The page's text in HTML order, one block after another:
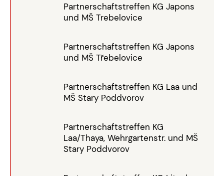
Partnerschaftstreffen KG Japons
und MŠ Trebelovice
Partnerschaftstreffen KG Japons
und MŠ Třebelovice
Partnerschaftstreffen KG Laa und
MŠ Stary Poddvorov
Partnerschaftstreffen KG
Laa/Thaya, Wehrgartenstr. und MŠ
Stary Poddvorov